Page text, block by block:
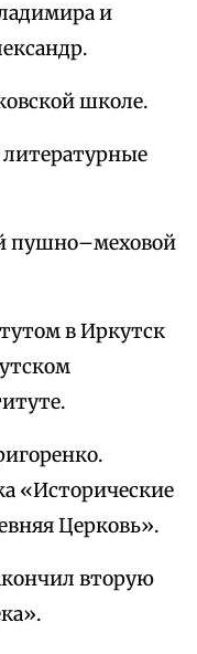
и
школе.
литературные
пушно–меховой
в Иркутск
«Исторические
Церковь».
вторую